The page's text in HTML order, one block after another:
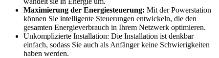
Maximierung der Energiesteuerung: Mit der Powerstation
können Sie intelligente Steuerungen entwickeln, die den
gesamten Energieverbrauch in Ihrem Netzwerk optimieren.
Unkomplizierte Installation: Die Installation ist denkbar
einfach, sodass Sie auch als Anfänger keine Schwierigkeiten
haben werden.